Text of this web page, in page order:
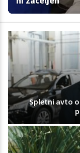
Spletni avto